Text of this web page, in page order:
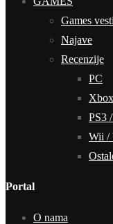
Games vesti
Najave
Recenzije
PC
PS3
Wii /
Portal
O nama